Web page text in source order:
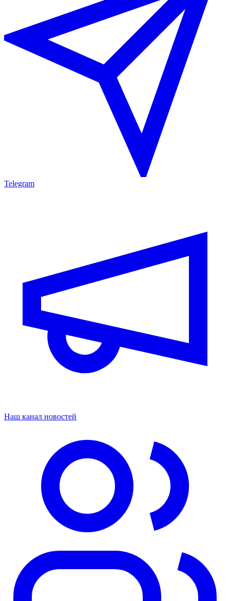
Telegram
Наш канал новостей